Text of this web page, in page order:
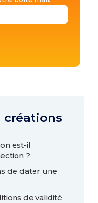
créations
est-il
?
de dater une
de validité